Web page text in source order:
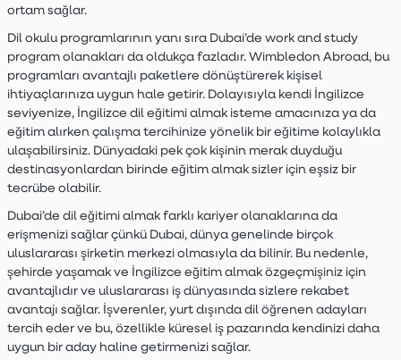
ortam sağlar.
Dil okulu programlarının yanı sıra Dubai’de work and study
program olanakları da oldukça fazladır. Wimbledon Abroad, bu
programları avantajlı paketlere dönüştürerek kişisel
ihtiyaçlarınıza uygun hale getirir. Dolayısıyla kendi İngilizce
seviyenize, İngilizce dil eğitimi almak isteme amacınıza ya da
eğitim alırken çalışma tercihinize yönelik bir eğitime kolaylıkla
ulaşabilirsiniz. Dünyadaki pek çok kişinin merak duyduğu
destinasyonlardan birinde eğitim almak sizler için eşsiz bir
tecrübe olabilir.
Dubai’de dil eğitimi almak farklı kariyer olanaklarına da
erişmenizi sağlar çünkü Dubai, dünya genelinde birçok
uluslararası şirketin merkezi olmasıyla da bilinir. Bu nedenle,
şehirde yaşamak ve İngilizce eğitim almak özgeçmişiniz için
avantajlıdır ve uluslararası iş dünyasında sizlere rekabet
avantajı sağlar. İşverenler, yurt dışında dil öğrenen adayları
tercih eder ve bu, özellikle küresel iş pazarında kendinizi daha
uygun bir aday haline getirmenizi sağlar.